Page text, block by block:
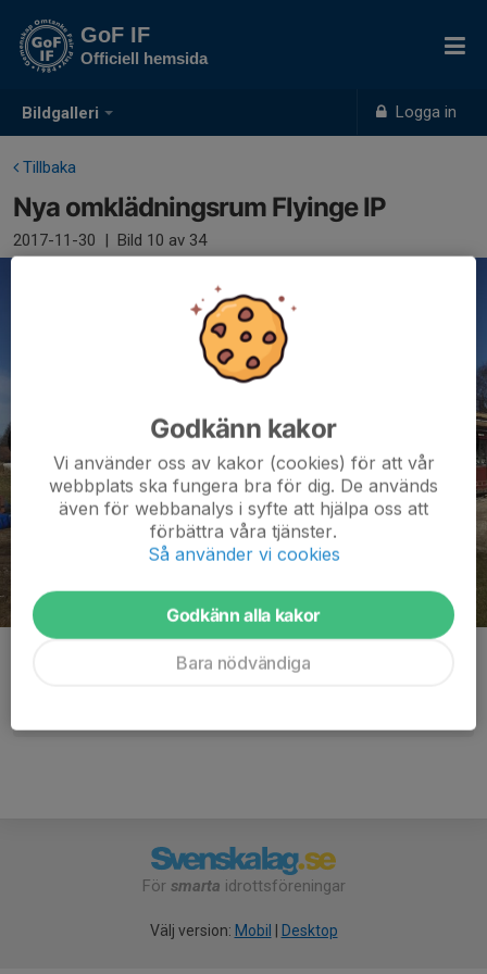
Bildgalleri Logga in
GoF IF
Officiell hemsida
Tillbaka
Nya omklädningsrum Flyinge IP
2017-11-30 | Bild 10 av 34
För smarta idrottsföreningar
Välj version: Mobil Desktop
Godkänn kakor
Vi använder oss av kakor (cookies) för att vår
webbplats ska fungera bra för dig. De används
även för webbanalys i syfte att hjälpa oss att
förbättra våra tjänster.
Så använder vi cookies
Godkänn alla kakor
Bara nödvändiga